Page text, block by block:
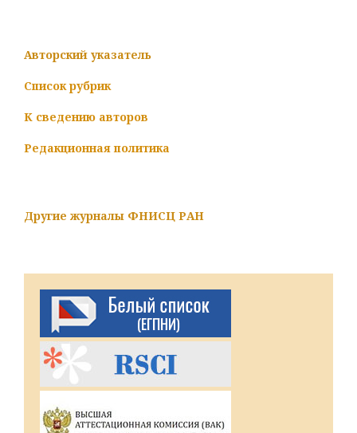
Авторский указатель
Список рубрик
К сведению авторов
Редакционная политика
Другие журналы ФНИСЦ РАН